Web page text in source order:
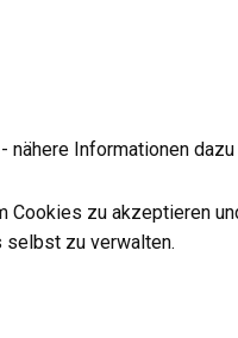
Informationen
Cookies zu akzeptieren
selbst zu verwalten.